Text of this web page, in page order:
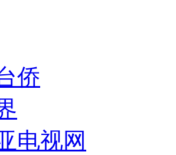
侨
电视网